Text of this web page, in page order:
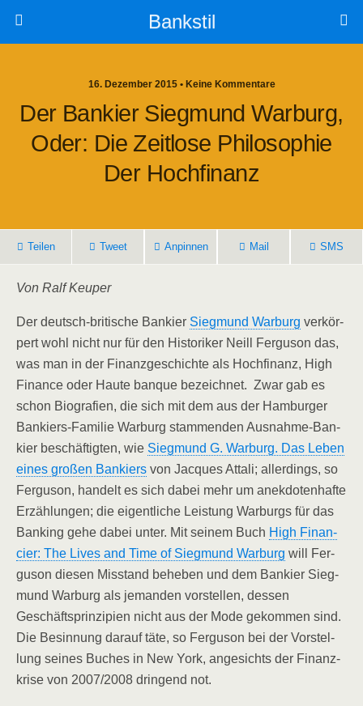
Bankstil
16. Dezember 2015 • Keine Kommentare
Der Ban­kier Sieg­mund War­burg,
Oder: Die Zeit­lo­se Phi­lo­so­phie
Der Hochfinanz
Tei­len Tweet Anpin­nen Mail SMS
Von Ralf Keuper
Der deutsch-bri­ti­sche Ban­kier Sieg­mund War­burg ver­kör­
pert wohl nicht nur für den His­to­ri­ker Neill Fer­gu­son das,
was man in der Finanz­ge­schich­te als Hoch­fi­nanz, High
Finan­ce oder Hau­te ban­que bezeich­net. Zwar gab es
schon Bio­gra­fien, die sich mit dem aus der Ham­bur­ger
Ban­kiers-Fami­lie War­burg stam­men­den Aus­nah­me-Ban­
kier beschäf­tig­ten, wie Sieg­mund G. War­burg. Das Leben
eines gro­ßen Ban­kiers von Jac­ques Attali; aller­dings, so
Fer­gu­son, han­delt es sich dabei mehr um anek­do­ten­haf­te
Erzäh­lun­gen; die eigent­li­che Leis­tung War­burgs für das
Ban­king gehe dabei unter. Mit sei­nem Buch High Finan­
cier: The Lives and Time of Sieg­mund War­burg will Fer­
gu­son die­sen Misstand behe­ben und dem Ban­kier Sieg­
mund War­burg als jeman­den vor­stel­len, des­sen
Geschäfts­prin­zi­pi­en nicht aus der Mode gekom­men sind.
Die Besin­nung dar­auf täte, so Fer­gu­son bei der Vor­stel­
lung sei­nes Buches in New York, ange­sichts der Finanz­
kri­se von 2007/​2008 drin­gend not.